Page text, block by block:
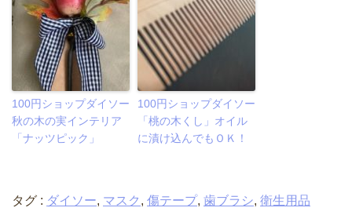
100円ショップダイソー
秋の木の実インテリア
「ナッツピック」
100円ショップダイソー
「桃の木くし」オイル
に漬け込んでもＯＫ！
タグ : ダイソー, マスク , 傷テープ, 歯ブラシ, 衛生用品